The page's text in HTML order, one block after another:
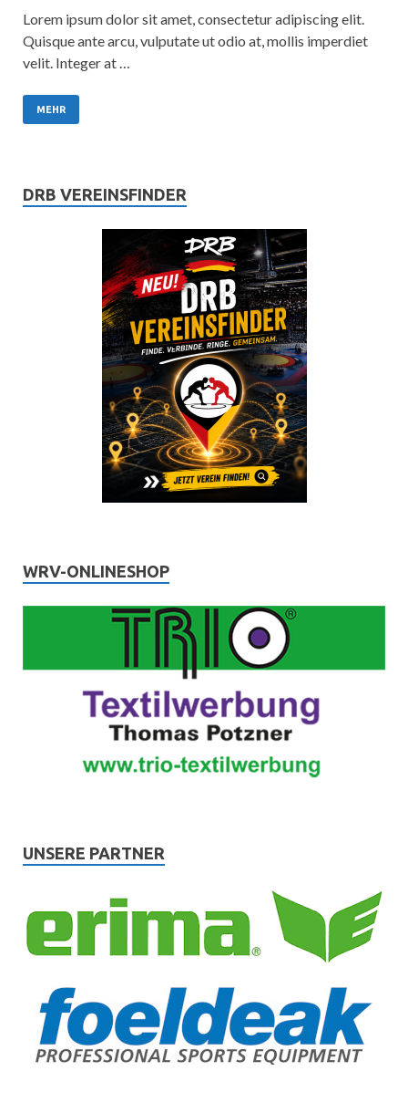
Lorem ipsum dolor sit amet, consectetur adipiscing elit.
Quisque ante arcu, vulputate ut odio at, mollis imperdiet
velit. Integer at …
MEHR
DRB VEREINSFINDER
WRV-ONLINESHOP
UNSERE PARTNER